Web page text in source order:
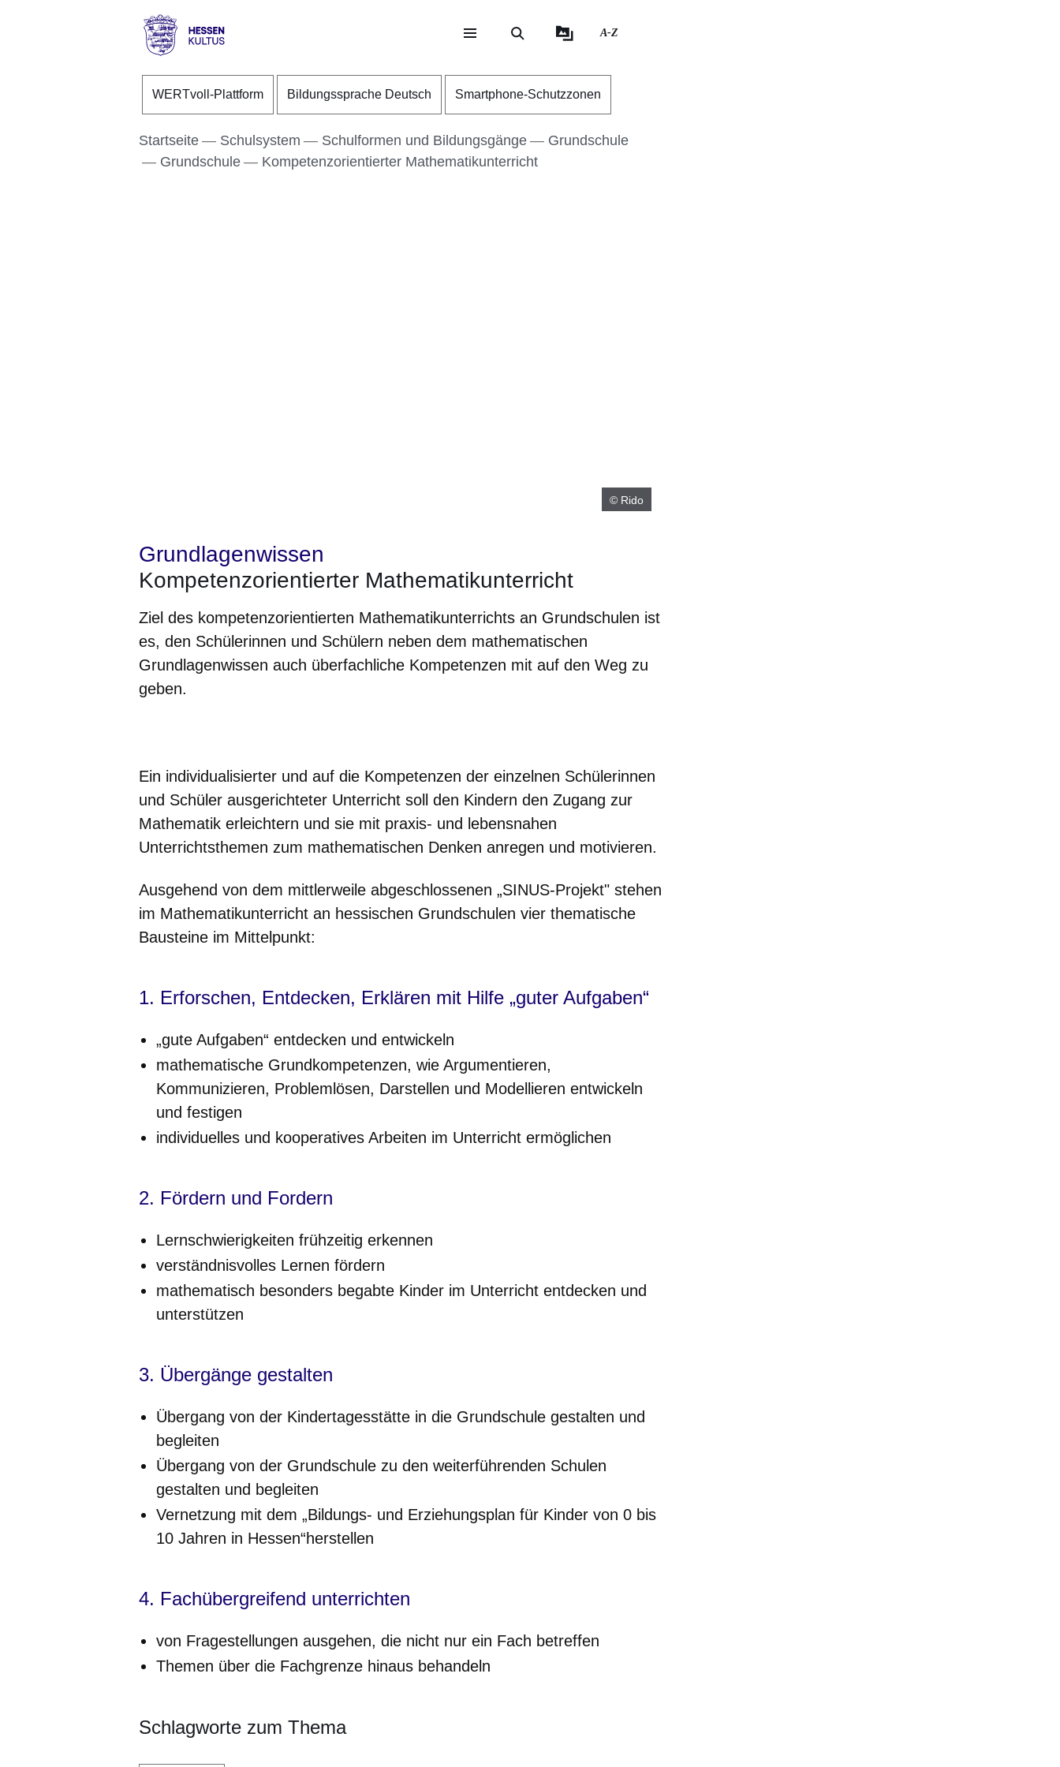
Direkt zum Kopf der Seite
Direkt zum Inhalt
Direkt zum Fuß der Seite
Kultus
A-Z
WERTvoll-Plattform Bildungssprache Deutsch Smartphone-Schutzzonen
Startseite Schulsystem Schulformen und Bildungsgänge
Grundschule
Grundschule
Kompetenzorientierter Mathematikunterricht
© Rido
Grundlagenwissen
Kompetenzorientierter Mathematikunterricht
Ziel des kompetenzorientierten Mathematikunterrichts an Grundschulen ist
es, den Schülerinnen und Schülern neben dem mathematischen
Grundlagenwissen auch überfachliche Kompetenzen mit auf den Weg zu
geben.
Ein individualisierter und auf die Kompetenzen der einzelnen Schülerinnen
und Schüler ausgerichteter Unterricht soll den Kindern den Zugang zur
Mathematik erleichtern und sie mit praxis- und lebensnahen
Unterrichtsthemen zum mathematischen Denken anregen und motivieren.
Ausgehend von dem mittlerweile abgeschlossenen „SINUS-Projekt" stehen
im Mathematikunterricht an hessischen Grundschulen vier thematische
Bausteine im Mittelpunkt:
1. Erforschen, Entdecken, Erklären mit Hilfe „guter Aufgaben“
„gute Aufgaben“ entdecken und entwickeln
mathematische Grundkompetenzen, wie Argumentieren,
Kommunizieren, Problemlösen, Darstellen und Modellieren entwickeln
und festigen
individuelles und kooperatives Arbeiten im Unterricht ermöglichen
2. Fördern und Fordern
Lernschwierigkeiten frühzeitig erkennen
verständnisvolles Lernen fördern
mathematisch besonders begabte Kinder im Unterricht entdecken und
unterstützen
3. Übergänge gestalten
Übergang von der Kindertagesstätte in die Grundschule gestalten und
begleiten
Übergang von der Grundschule zu den weiterführenden Schulen
gestalten und begleiten
Vernetzung mit dem „Bildungs- und Erziehungsplan für Kinder von 0 bis
10 Jahren in Hessen“herstellen
4. Fachübergreifend unterrichten
von Fragestellungen ausgehen, die nicht nur ein Fach betreffen
Themen über die Fachgrenze hinaus behandeln
Schlagworte zum Thema